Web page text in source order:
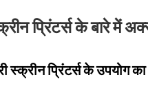
प्रिंटर्स के बारे में
स्क्रीन प्रिंटर्स के उपयोग